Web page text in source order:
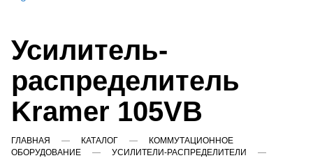
Усилитель-
распределитель
Kramer 105VB
ГЛАВНАЯ КАТАЛОГ
КОММУТАЦИОННОЕ
ОБОРУДОВАНИЕ
УСИЛИТЕЛИ-РАСПРЕДЕЛИТЕЛИ